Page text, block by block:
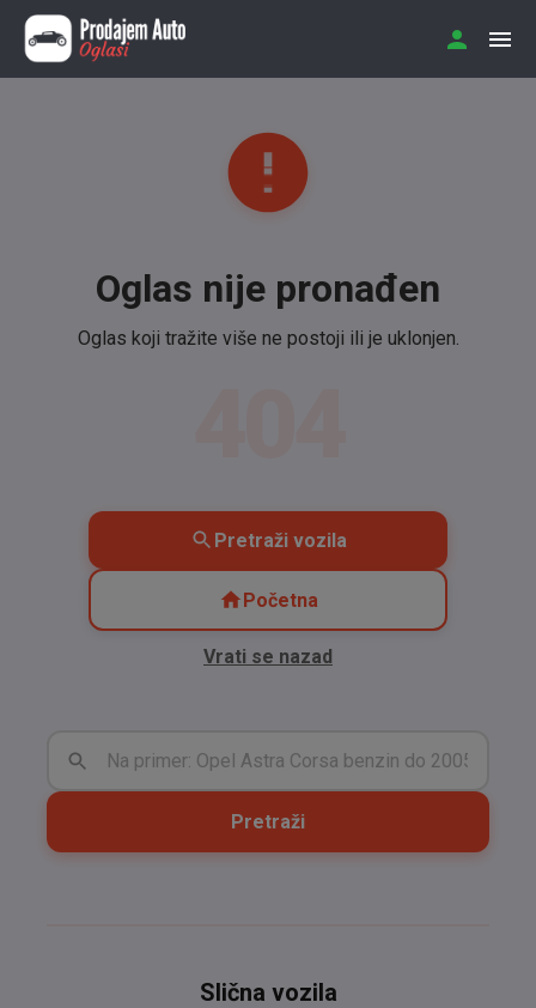
Oglas nije pronađen
Oglas koji tražite više ne postoji ili je uklonjen.
Pretraži vozila
Početna
Vrati se nazad
Pretraži
Slična vozila